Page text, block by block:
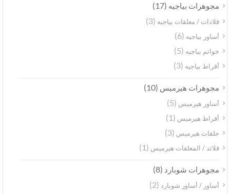
مجوهرات بياجيه(17)
قلادات / معلقات بياجيه(3)
أساور بياجيه(6)
خواتم بياجيه(5)
أقراط بياجيه(3)
مجوهرات هيرميس(10)
أساور هيرميس(5)
أقراط هيرميس(1)
حلقات هيرميس(3)
قلائد / المعلقات هيرميس(1)
مجوهرات شوبارد(8)
أساور / أساور شوبارد(2)